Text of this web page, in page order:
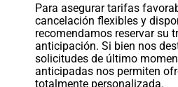
Para asegurar tarifas
cancelación flexibles y
recomendamos reservar su
anticipación. Si bien nos
solicitudes de último
anticipadas nos permiten
totalmente personalizada.